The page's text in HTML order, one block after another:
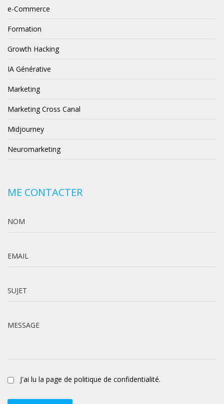
e-Commerce
Formation
Growth Hacking
IA Générative
Marketing
Marketing Cross Canal
Midjourney
Neuromarketing
ME CONTACTER
NOM
EMAIL
SUJET
MESSAGE
J'ai lu la page de politique de confidentialité.